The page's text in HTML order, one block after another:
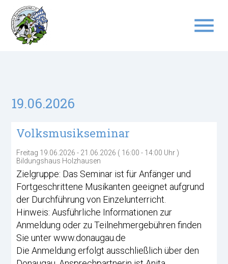
menu
19.06.2026
Volksmusikseminar
Freitag 19.06.2026 - 21.06.2026 ( 16:00 - 14:00 Uhr )
Bildungshaus Holzhausen
Zielgruppe: Das Seminar ist für Anfänger und
Fortgeschrittene Musikanten geeignet aufgrund
der Durchführung von Einzelunterricht.
Hinweis: Ausführliche Informationen zur
Anmeldung oder zu Teilnehmergebühren finden
Sie unter www.donaugau.de
Die Anmeldung erfolgt ausschließlich über den